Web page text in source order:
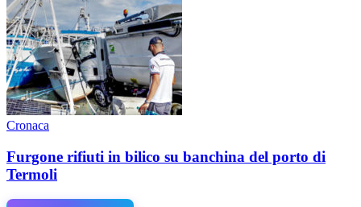
Cronaca
Furgone rifiuti in bilico su banchina del porto di
Termoli